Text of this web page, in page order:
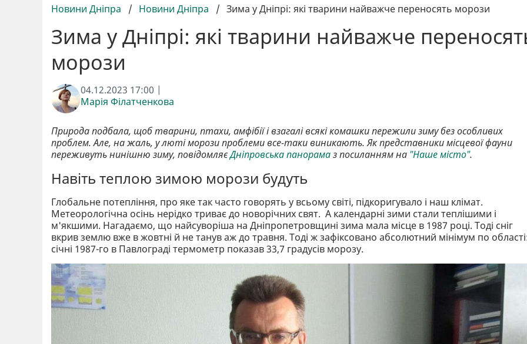
Новини Дніпра / Новини Дніпра / Зима у Дніпрі: які тварини найважче переносять морози
Зима у Дніпрі: які тварини найважче
морози
04.12.2023 17:00 |
Марія Філатченкова
Природа подбала, щоб тварини, птахи, амфібії і взагалі всякі комашки пережили зиму без особливих
проблем. Але, на жаль, у люті морози проблеми все-таки виникають. Як представники місцевої фауни
переживуть нинішню зиму, повідомляєДніпровська панорамаз посиланням на "Наше місто".
Навіть теплою зимою морози будуть
Глобальне потепління, про яке так часто говорять у всьому світі, підкоригувало і наш клімат.
Метеорологічна осінь нерідко триває до новорічних свят. А календарні зими стали теплішими і
м'якшими. Нагадаємо, що найсуворіша на Дніпропетровщині зима мала місце в 1987 році. Тоді сніг
вкрив землю вже в жовтні й не танув аж до травня. Тоді ж зафіксовано абсолютний мінімум по
січні 1987-го в Павлограді термометр показав 33,7 градусів морозу.